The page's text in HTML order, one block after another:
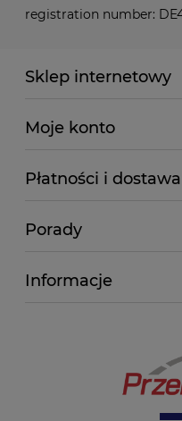
registration number:
Sklep internetowy
Moje konto
Płatności i dostawa
Porady
Informacje